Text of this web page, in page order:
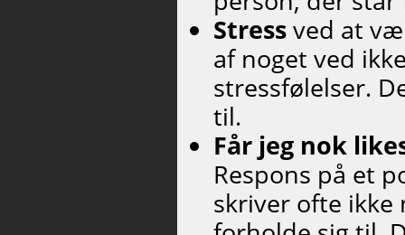
Stressved at
af noget ved
stressfølelser.
til.
Får jeg nok
Respons på et
skriver ofte ikke